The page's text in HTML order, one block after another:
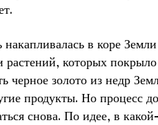
в коре
которых
черное золото из недр
продукты. Но процесс
снова. По идее, в